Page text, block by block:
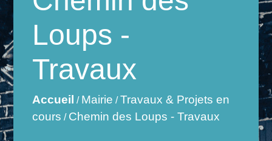
Loups -
Travaux
Accueil / Mairie /Travaux & Projets en
cours / Chemin des Loups - Travaux